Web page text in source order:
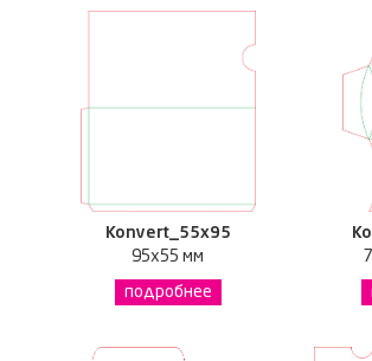
Konvert_55x95
95x55 мм
подробнее